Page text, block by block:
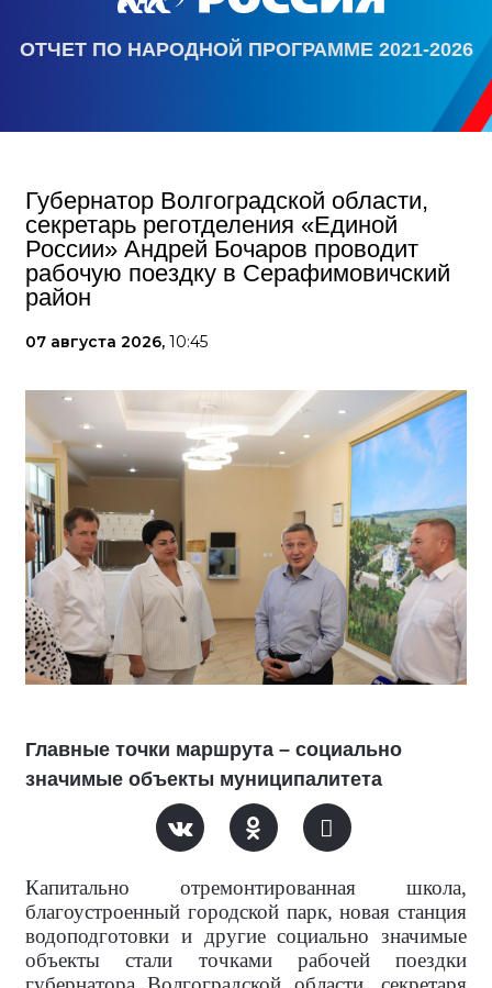
ОТЧЕТ ПО НАРОДНОЙ ПРОГРАММЕ 2021-2026
Губернатор Волгоградской области,
секретарь реготделения «Единой
России» Андрей Бочаров проводит
рабочую поездку в Серафимовичский
район
07 августа 2026, 10:45
Главные точки маршрута – социально
значимые объекты муниципалитета
Капитально отремонтированная школа,
благоустроенный городской парк, новая станция
водоподготовки и другие социально значимые
объекты стали точками рабочей поездки